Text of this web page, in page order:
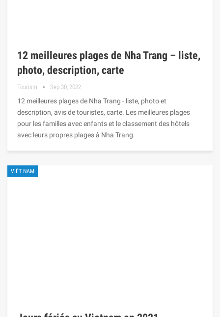
12 meilleures plages de Nha Trang – liste,
photo, description, carte
Tourism Sep 30, 2022
12 meilleures plages de Nha Trang - liste, photo et
description, avis de touristes, carte. Les meilleures plages
pour les familles avec enfants et le classement des hôtels
avec leurs propres plages à Nha Trang.
VIÊT NAM